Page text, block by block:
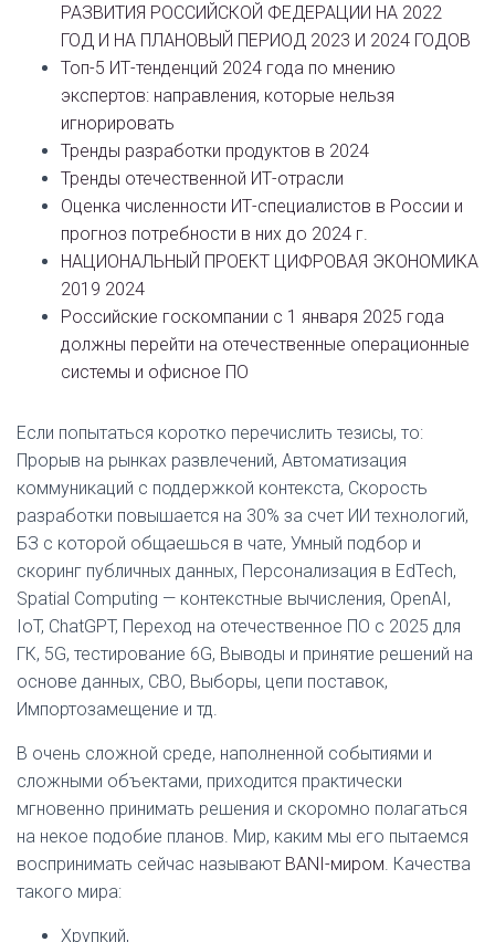
РАЗВИТИЯ РОССИЙСКОЙ ФЕДЕРАЦИИ НА 2022
ГОД И НА ПЛАНОВЫЙ ПЕРИОД 2023 И 2024 ГОДОВ
Топ-5 ИТ-тенденций 2024 года по мнению
экспертов: направления, которые нельзя
игнорировать
Тренды разработки продуктов в 2024
Тренды отечественной ИТ-отрасли
Оценка численности ИТ-специалистов в России и
прогноз потребности в них до 2024 г.
НАЦИОНАЛЬНЫЙ ПРОЕКТ ЦИФРОВАЯ ЭКОНОМИКА
2019 2024
Российские госкомпании с 1 января 2025 года
должны перейти на отечественные операционные
системы и офисное ПО
Если попытаться коротко перечислить тезисы, то:
Прорыв на рынках развлечений, Автоматизация
коммуникаций с поддержкой контекста, Скорость
разработки повышается на 30% за счет ИИ технологий,
БЗ с которой общаешься в чате, Умный подбор и
скоринг публичных данных, Персонализация в EdTech,
Spatial Computing — контекстные вычисления, OpenAI,
IoT, ChatGPT, Переход на отечественное ПО с 2025 для
ГК, 5G, тестирование 6G, Выводы и принятие решений на
основе данных, СВО, Выборы, цепи поставок,
Импортозамещение и тд.
В очень сложной среде, наполненной событиями и
сложными объектами, приходится практически
мгновенно принимать решения и скоромно полагаться
на некое подобие планов. Мир, каким мы его пытаемся
воспринимать сейчас называют BANI-миром . Качества
такого мира:
Хрупкий,